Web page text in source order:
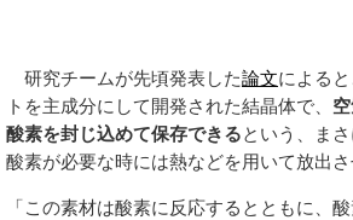
研究チームが先頃発表した論文による
トを主成分にして開発された結晶体で、
酸素を封じ込めて保存できるという、ま
酸素が必要な時には熱などを用いて放出さ
「この素材は酸素に反応するとともに、